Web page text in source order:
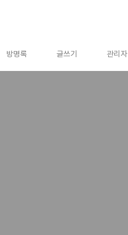
방명록 글쓰기 관리자